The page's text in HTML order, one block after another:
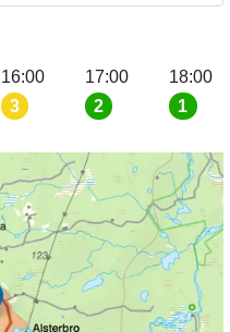
16:00
3
17:00
2
18:00
1